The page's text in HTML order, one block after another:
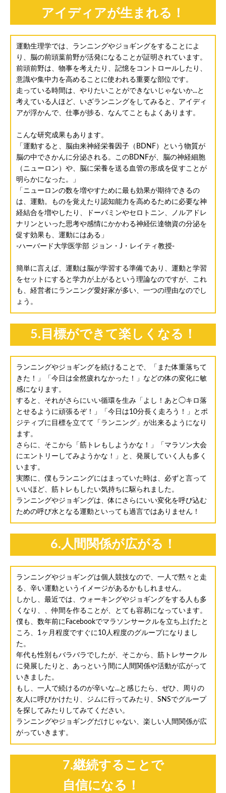
アイディアが生まれる！
運動生理学では、ランニングやジョギングをすることによ
り、脳の前頭葉前野が活発になることが証明されています。
前頭前野は、物事を考えたり、記憶をコントロールしたり、
意識や集中力を高めることに使われる重要な部位です。
走っている時間は、やりたいことができないじゃないか...と
考えている人ほど、いざランニングをしてみると、アイディ
アが浮かんで、仕事が捗る、なんてこともよくあります。
こんな研究成果もあります。
「運動すると、脳由来神経栄養因子（BDNF）という物質が
脳の中でさかんに分泌される。このBDNFが、脳の神経細胞
（ニューロン）や、脳に栄養を送る血管の形成を促すことが
明らかになった。」
「ニューロンの数を増やすために最も効果が期待できるの
は、運動。ものを覚えたり認知能力を高めるために必要な神
経結合を増やしたり、ドーパミンやセロトニン、ノルアドレ
ナリンといった思考や感情にかかわる神経伝達物資の分泌を
促す効果も、運動にはある」
-ハーバード大学医学部 ジョン・J・レイティ教授-
簡単に言えば、運動は脳が学習する準備であり、運動と学習
をセットにすると学力が上がるという理論なのですが、これ
も、経営者にランニング愛好家が多い、一つの理由なのでし
ょう。
5.目標ができて楽しくなる！
ランニングやジョギングを続けることで、「また体重落ちて
きた！」「今日は全然疲れなかった！」などの体の変化に敏
感になります。
すると、それがさらにいい循環を生み「よし！あと◯キロ落
とせるように頑張るぞ！」「今日は10分長く走ろう！」とポ
ジティブに目標を立てて「ランニング」が出来るようになり
ます。
さらに、そこから「筋トレもしようかな！」「マラソン大会
にエントリーしてみようかな！」と、発展していく人も多く
います。
実際に、僕もランニングにはまっていた時は、必ずと言って
いいほど、筋トレもしたい気持ちに駆られました。
ランニングやジョギングは、体にさらにいい変化を呼び込む
ための呼び水となる運動といっても過言ではありません！
6.人間関係が広がる！
ランニングやジョギングは個人競技なので、一人で黙々と走
る、辛い運動というイメージがあるかもしれません。
しかし、最近では、ウォーキングやジョギングをする人も多
くなり、、仲間を作ることが、とても容易になっています。
僕も、数年前にFacebookでマラソンサークルを立ち上げたと
ころ、1ヶ月程度ですぐに10人程度のグループになりまし
た。
年代も性別もバラバラでしたが、そこから、筋トレサークル
に発展したりと、あっという間に人間関係や活動が広がって
いきました。
もし、一人で続けるのが辛いな...と感じたら、ぜひ、周りの
友人に呼びかけたり、ジムに行ってみたり、SNSでグループ
を探してみたりしてみてください。
ランニングやジョギングだけじゃない、楽しい人間関係が広
がっていきます。
7.継続することで
自信になる！